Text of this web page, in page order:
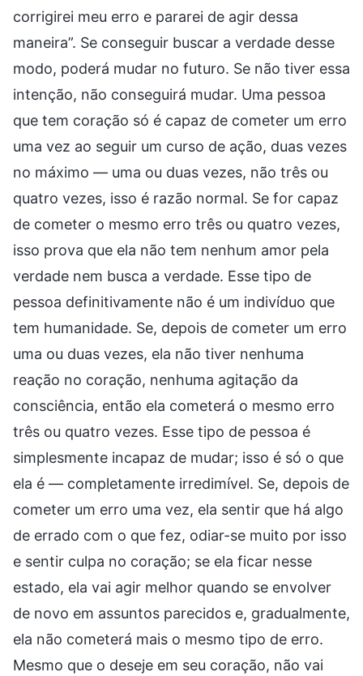
corrigirei meu erro e pararei de agir dessa
maneira”. Se conseguir buscar a verdade desse
modo, poderá mudar no futuro. Se não tiver essa
intenção, não conseguirá mudar. Uma pessoa
que tem coração só é capaz de cometer um erro
uma vez ao seguir um curso de ação, duas vezes
no máximo — uma ou duas vezes, não três ou
quatro vezes, isso é razão normal. Se for capaz
de cometer o mesmo erro três ou quatro vezes,
isso prova que ela não tem nenhum amor pela
verdade nem busca a verdade. Esse tipo de
pessoa definitivamente não é um indivíduo que
tem humanidade. Se, depois de cometer um erro
uma ou duas vezes, ela não tiver nenhuma
reação no coração, nenhuma agitação da
consciência, então ela cometerá o mesmo erro
três ou quatro vezes. Esse tipo de pessoa é
simplesmente incapaz de mudar; isso é só o que
ela é — completamente irredimível. Se, depois de
cometer um erro uma vez, ela sentir que há algo
de errado com o que fez, odiar-se muito por isso
e sentir culpa no coração; se ela ficar nesse
estado, ela vai agir melhor quando se envolver
de novo em assuntos parecidos e, gradualmente,
ela não cometerá mais o mesmo tipo de erro.
Mesmo que o deseje em seu coração, não vai